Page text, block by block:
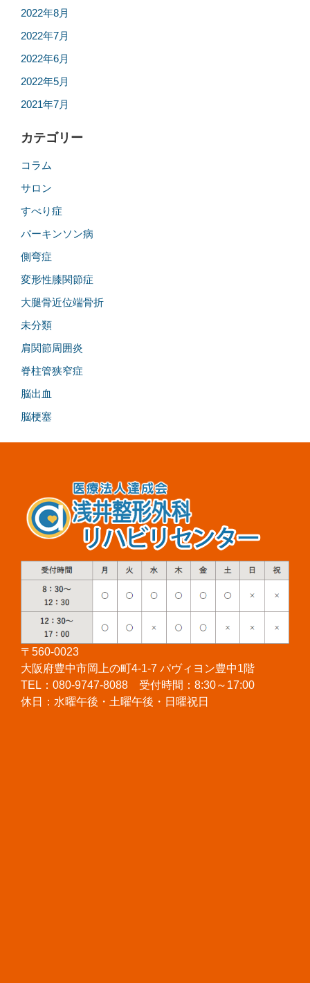
2022年8月
2022年7月
2022年6月
2022年5月
2021年7月
カテゴリー
コラム
サロン
すべり症
パーキンソン病
側弯症
変形性膝関節症
大腿骨近位端骨折
未分類
肩関節周囲炎
脊柱管狭窄症
脳出血
脳梗塞
〒560-0023
大阪府豊中市岡上の町4-1-7 パヴィヨン豊中1階
TEL：080-9747-8088 受付時間：8:30～17:00
休日：水曜午後・土曜午後・日曜祝日